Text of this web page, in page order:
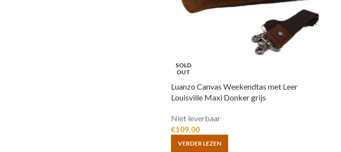
SOLD
OUT
Luanzo Canvas Weekendtas met Leer
Louisville Maxi Donker grijs
Niet leverbaar
€109,00
VERDER LEZEN